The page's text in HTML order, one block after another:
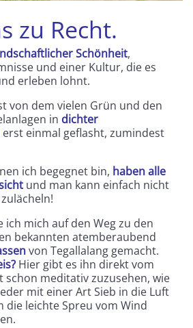
zu Recht.
Schönheit,
und einer Kultur, die es
erleben lohnt.
von dem vielen Grün und den
in dichter
erst einmal geflasht, zumindest
ich begegnet bin, haben alle
und man kann einfach nicht
ich mich auf den Weg zu den
bekannten atemberaubend
von Tegallalang gemacht.
Hier gibt es ihn direkt vom
schon meditativ zuzusehen, wie
mit einer Art Sieb in die Luft
die leichte Spreu vom Wind